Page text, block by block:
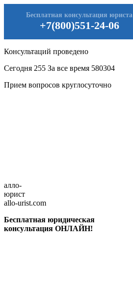
+7(800)551-24-06
Бесплатная консультация юриста
Консультаций проведено
Сегодня 255 За все время 580304
Прием вопросов круглосуточно
алло-
юрист
allo-urist.com
Бесплатная юридическая
консультация ОНЛАЙН!